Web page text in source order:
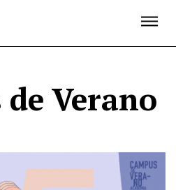
Verano
DE CINE
PRENSA